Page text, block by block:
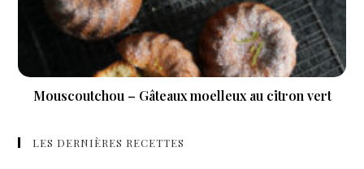
Mouscoutchou – Gâteaux moelleux au citron vert
LES DERNIÈRES RECETTES